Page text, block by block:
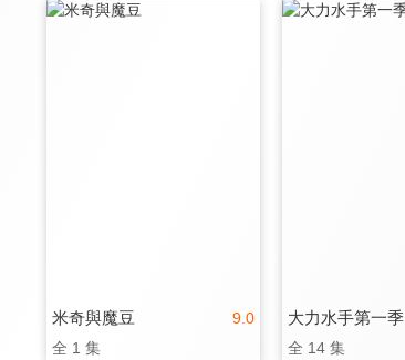
9.0
米奇與魔豆
全 1 集
大力水手第一季
全 14 集